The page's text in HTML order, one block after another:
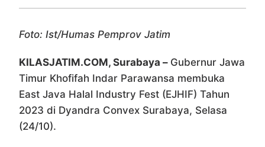
Foto: Ist/Humas Pemprov Jatim
KILASJATIM.COM, Surabaya – Gubernur Jawa
Timur Khofifah Indar Parawansa membuka
East Java Halal Industry Fest (EJHIF) Tahun
2023 di Dyandra Convex Surabaya, Selasa
(24/10).